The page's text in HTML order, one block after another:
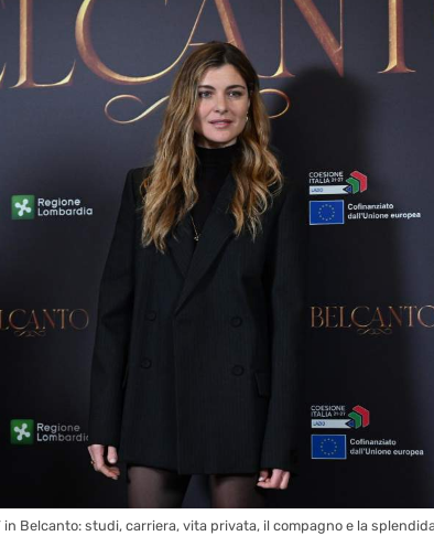
in Belcanto: studi, carriera, vita privata, il compagno e la